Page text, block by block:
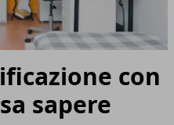
con
sapere